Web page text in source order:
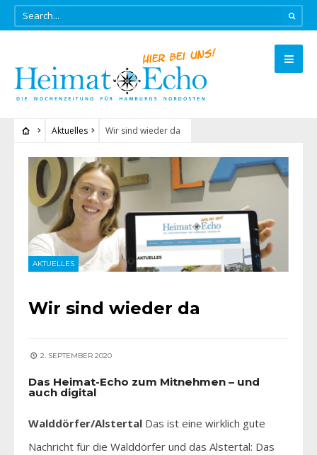
Aktuelles Wir sind wieder da
AKTUELLES
Wir sind wieder da
2. SEPTEMBER 2020
Das Heimat-Echo zum Mitnehmen – und
auch digital
Walddörfer/Alstertal Das ist eine wirklich gute
Nachricht für die Walddörfer und das Alstertal: Das